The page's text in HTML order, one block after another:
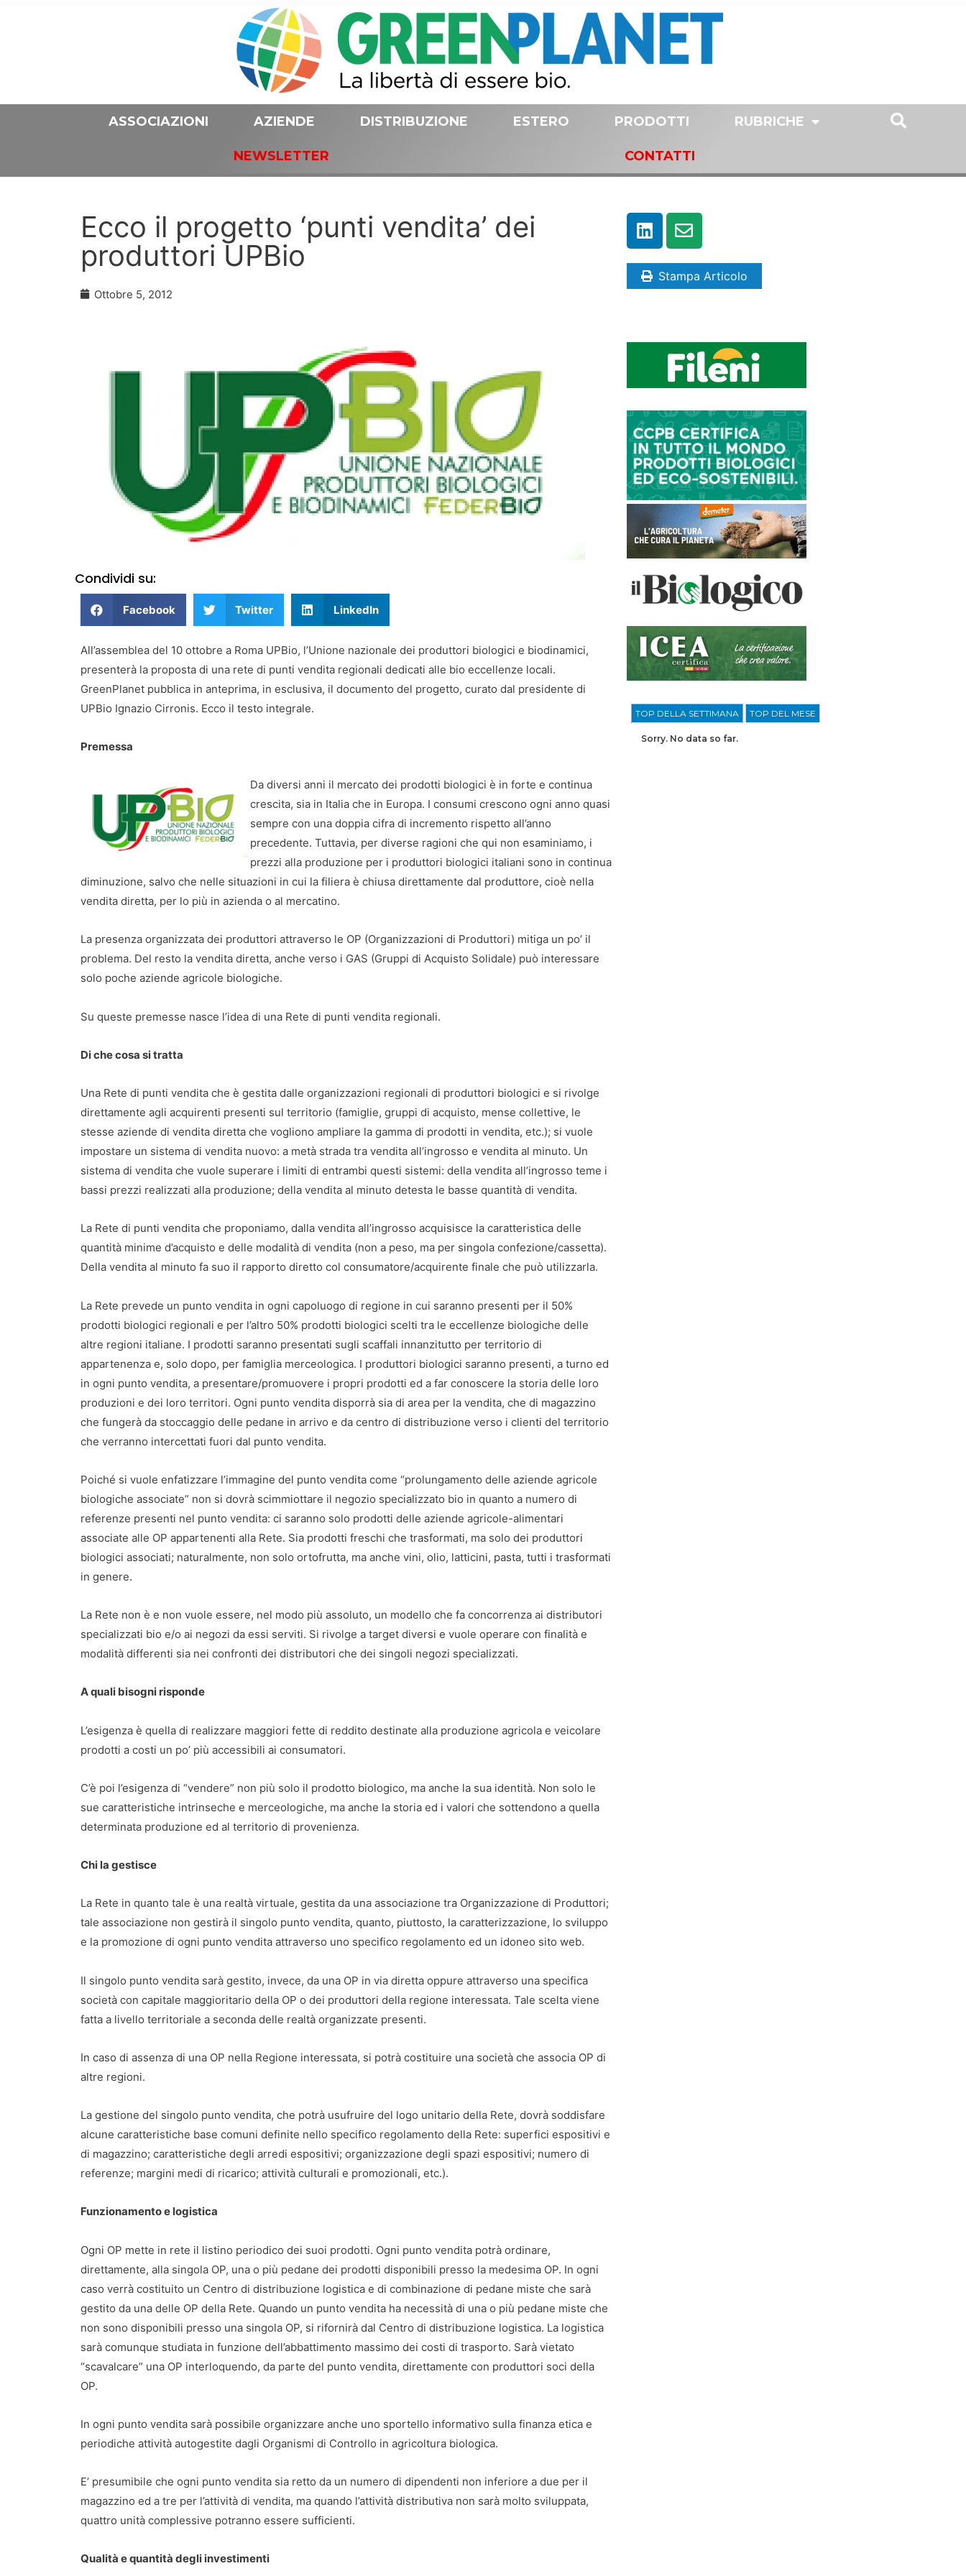
ASSOCIAZIONI AZIENDE DISTRIBUZIONE ESTERO PRODOTTI RUBRICHE
NEWSLETTER CONTATTI
Ecco il progetto ‘punti vendita’ dei
produttori UPBio
Ottobre 5, 2012
Condividi su:
Facebook Twitter LinkedIn
All’assemblea del 10 ottobre a Roma UPBio, l’Unione nazionale dei produttori biologici e biodinamici,
presenterà la proposta di una rete di punti vendita regionali dedicati alle bio eccellenze locali.
GreenPlanet pubblica in anteprima, in esclusiva, il documento del progetto, curato dal presidente di
UPBio Ignazio Cirronis. Ecco il testo integrale.
Premessa
Da diversi anni il mercato dei prodotti biologici è in forte e continua
crescita, sia in Italia che in Europa. I consumi crescono ogni anno quasi
sempre con una doppia cifra di incremento rispetto all’anno
precedente. Tuttavia, per diverse ragioni che qui non esaminiamo, i
prezzi alla produzione per i produttori biologici italiani sono in continua
diminuzione, salvo che nelle situazioni in cui la filiera è chiusa direttamente dal produttore, cioè nella
vendita diretta, per lo più in azienda o al mercatino.
La presenza organizzata dei produttori attraverso le OP (Organizzazioni di Produttori) mitiga un po’ il
problema. Del resto la vendita diretta, anche verso i GAS (Gruppi di Acquisto Solidale) può interessare
solo poche aziende agricole biologiche.
Su queste premesse nasce l’idea di una Rete di punti vendita regionali.
Di che cosa si tratta
Una Rete di punti vendita che è gestita dalle organizzazioni regionali di produttori biologici e si rivolge
direttamente agli acquirenti presenti sul territorio (famiglie, gruppi di acquisto, mense collettive, le
stesse aziende di vendita diretta che vogliono ampliare la gamma di prodotti in vendita, etc.); si vuole
impostare un sistema di vendita nuovo: a metà strada tra vendita all’ingrosso e vendita al minuto. Un
sistema di vendita che vuole superare i limiti di entrambi questi sistemi: della vendita all’ingrosso teme i
bassi prezzi realizzati alla produzione; della vendita al minuto detesta le basse quantità di vendita.
La Rete di punti vendita che proponiamo, dalla vendita all’ingrosso acquisisce la caratteristica delle
quantità minime d’acquisto e delle modalità di vendita (non a peso, ma per singola confezione/cassetta).
Della vendita al minuto fa suo il rapporto diretto col consumatore/acquirente finale che può utilizzarla.
La Rete prevede un punto vendita in ogni capoluogo di regione in cui saranno presenti per il 50%
prodotti biologici regionali e per l’altro 50% prodotti biologici scelti tra le eccellenze biologiche delle
altre regioni italiane. I prodotti saranno presentati sugli scaffali innanzitutto per territorio di
appartenenza e, solo dopo, per famiglia merceologica. I produttori biologici saranno presenti, a turno ed
in ogni punto vendita, a presentare/promuovere i propri prodotti ed a far conoscere la storia delle loro
produzioni e dei loro territori. Ogni punto vendita disporrà sia di area per la vendita, che di magazzino
che fungerà da stoccaggio delle pedane in arrivo e da centro di distribuzione verso i clienti del territorio
che verranno intercettati fuori dal punto vendita.
Poiché si vuole enfatizzare l’immagine del punto vendita come “prolungamento delle aziende agricole
biologiche associate” non si dovrà scimmiottare il negozio specializzato bio in quanto a numero di
referenze presenti nel punto vendita: ci saranno solo prodotti delle aziende agricole-alimentari
associate alle OP appartenenti alla Rete. Sia prodotti freschi che trasformati, ma solo dei produttori
biologici associati; naturalmente, non solo ortofrutta, ma anche vini, olio, latticini, pasta, tutti i trasformati
in genere.
La Rete non è e non vuole essere, nel modo più assoluto, un modello che fa concorrenza ai distributori
specializzati bio e/o ai negozi da essi serviti. Si rivolge a target diversi e vuole operare con finalità e
modalità differenti sia nei confronti dei distributori che dei singoli negozi specializzati.
A quali bisogni risponde
L’esigenza è quella di realizzare maggiori fette di reddito destinate alla produzione agricola e veicolare
prodotti a costi un po’ più accessibili ai consumatori.
C’è poi l’esigenza di “vendere” non più solo il prodotto biologico, ma anche la sua identità. Non solo le
sue caratteristiche intrinseche e merceologiche, ma anche la storia ed i valori che sottendono a quella
determinata produzione ed al territorio di provenienza.
Chi la gestisce
La Rete in quanto tale è una realtà virtuale, gestita da una associazione tra Organizzazione di Produttori;
tale associazione non gestirà il singolo punto vendita, quanto, piuttosto, la caratterizzazione, lo sviluppo
e la promozione di ogni punto vendita attraverso uno specifico regolamento ed un idoneo sito web.
Il singolo punto vendita sarà gestito, invece, da una OP in via diretta oppure attraverso una specifica
società con capitale maggioritario della OP o dei produttori della regione interessata. Tale scelta viene
fatta a livello territoriale a seconda delle realtà organizzate presenti.
In caso di assenza di una OP nella Regione interessata, si potrà costituire una società che associa OP di
altre regioni.
La gestione del singolo punto vendita, che potrà usufruire del logo unitario della Rete, dovrà soddisfare
alcune caratteristiche base comuni definite nello specifico regolamento della Rete: superfici espositivi e
di magazzino; caratteristiche degli arredi espositivi; organizzazione degli spazi espositivi; numero di
referenze; margini medi di ricarico; attività culturali e promozionali, etc.).
Funzionamento e logistica
Ogni OP mette in rete il listino periodico dei suoi prodotti. Ogni punto vendita potrà ordinare,
direttamente, alla singola OP, una o più pedane dei prodotti disponibili presso la medesima OP. In ogni
caso verrà costituito un Centro di distribuzione logistica e di combinazione di pedane miste che sarà
gestito da una delle OP della Rete. Quando un punto vendita ha necessità di una o più pedane miste che
non sono disponibili presso una singola OP, si rifornirà dal Centro di distribuzione logistica. La logistica
sarà comunque studiata in funzione dell’abbattimento massimo dei costi di trasporto. Sarà vietato
“scavalcare” una OP interloquendo, da parte del punto vendita, direttamente con produttori soci della
OP.
In ogni punto vendita sarà possibile organizzare anche uno sportello informativo sulla finanza etica e
periodiche attività autogestite dagli Organismi di Controllo in agricoltura biologica.
E’ presumibile che ogni punto vendita sia retto da un numero di dipendenti non inferiore a due per il
magazzino ed a tre per l’attività di vendita, ma quando l’attività distributiva non sarà molto sviluppata,
quattro unità complessive potranno essere sufficienti.
Qualità e quantità degli investimenti
Stampa Articolo
TOP DELLA SETTIMANA TOP DEL MESE
Sorry. No data so far.